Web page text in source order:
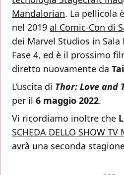
Mandalorian. La pellicola
nel 2019 al Comic-Con di
dei Marvel Studios in
Fase 4, ed è il prossimo
diretto nuovamente da
L’uscita di Thor: Love and
per il 6 maggio 2022.
Vi ricordiamo inoltre che
SCHEDA DELLO SHOW TV
avrà una seconda